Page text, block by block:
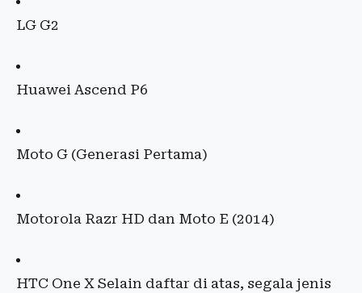
LG G2
Huawei Ascend P6
Moto G (Generasi Pertama)
Motorola Razr HD dan Moto E (2014)
HTC One X Selain daftar di atas, segala jenis